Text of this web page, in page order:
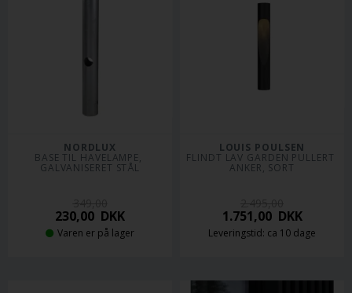
NORDLUX
BASE TIL HAVELAMPE,
GALVANISERET STÅL
230,00 DKK
Varen er på lager
LOUIS POULSEN
FLINDT LAV GARDEN PULLERT
ANKER, SORT
1.751,00DKK
Leveringstid: ca 10 dage